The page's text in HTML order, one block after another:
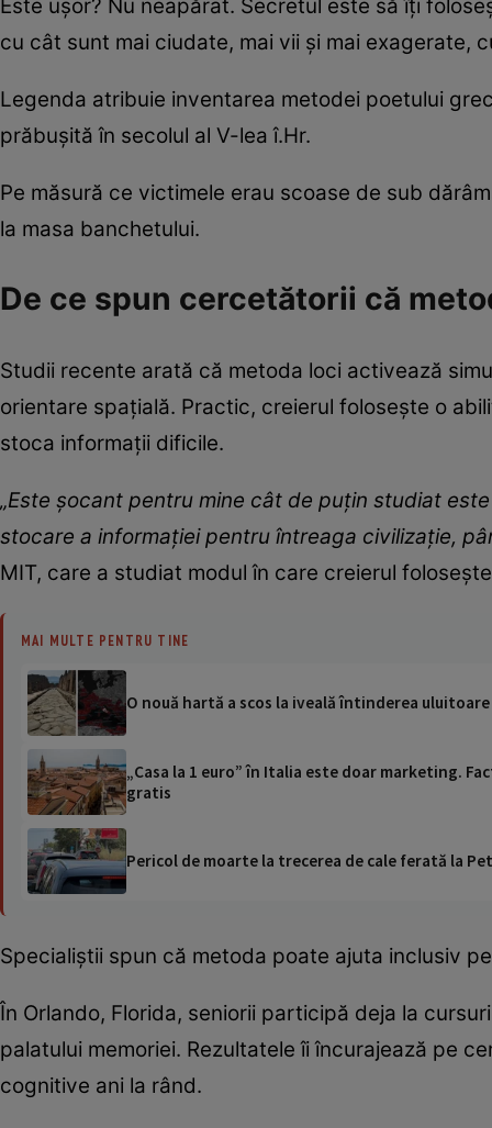
Este ușor? Nu neapărat. Secretul este să îți
cu cât sunt mai ciudate, mai vii și mai exagerate,
Legenda atribuie inventarea metodei poetului
prăbușită în secolul al V-lea î.Hr.
Pe măsură ce victimele erau scoase de sub
la masa banchetului.
De ce spun cercetătorii că
Studii recente arată că metoda loci activează
orientare spațială. Practic, creierul folosește o
stoca informații dificile.
„Este șocant pentru mine cât de puțin studiat
stocare a informației pentru întreaga civilizație,
MIT, care a studiat modul în care creierul
MAI MULTE PENTRU TINE
O nouă hartă a scos la iveală întinderea
„Casa la 1 euro” în Italia este doar marketing.
gratis
Pericol de moarte la trecerea de cale ferată la
Specialiștii spun că metoda poate ajuta inclusiv
În Orlando, Florida, seniorii participă deja la
palatului memoriei. Rezultatele îi încurajează pe
cognitive ani la rând.